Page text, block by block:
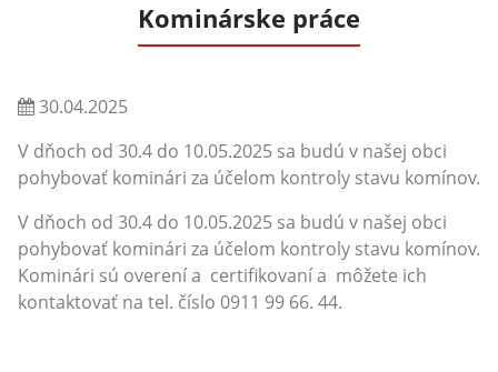
Kominárske práce
30.04.2025
V dňoch od 30.4 do 10.05.2025 sa budú v našej obci
pohybovať kominári za účelom kontroly stavu komínov.
V dňoch od 30.4 do 10.05.2025 sa budú v našej obci
pohybovať kominári za účelom kontroly stavu komínov.
Kominári sú overení a certifikovaní a môžete ich
kontaktovať na tel. číslo 0911 99 66. 44.